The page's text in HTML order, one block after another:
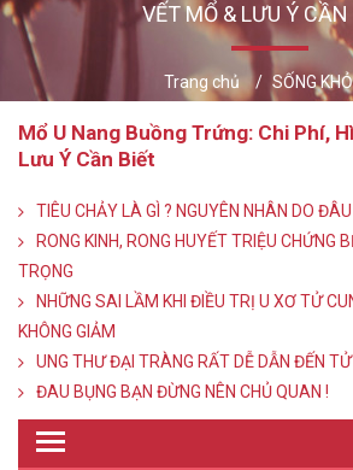
VẾT MỔ & LƯU Ý
Trang chủ SỐNG
Mổ U Nang Buồng Trứng: Chi Phí,
Lưu Ý Cần Biết
TIÊU CHẢY LÀ GÌ ? NGUYÊN NHÂN DO ĐÂU
RONG KINH, RONG HUYẾT TRIỆU CHỨNG
TRỌNG
NHỮNG SAI LẦM KHI ĐIỀU TRỊ U XƠ TỬ
KHÔNG GIẢM
UNG THƯ ĐẠI TRÀNG RẤT DỄ DẪN ĐẾN TỬ
ĐAU BỤNG BẠN ĐỪNG NÊN CHỦ QUAN !